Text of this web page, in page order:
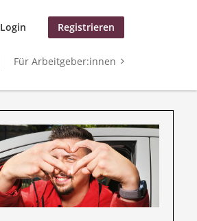
Login Registrieren
Für Arbeitgeber:innen